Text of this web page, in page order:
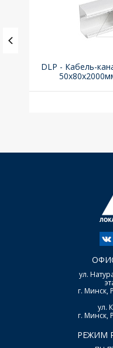
DLP - Кабель-
ул.
г. Минск,
ул.
г. Минск,
РЕЖИМ